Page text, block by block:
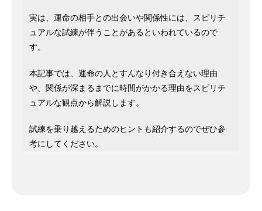
実は、運命の相手との出会いや関係性には、スピリチ
ュアルな試練が伴うことがあるといわれているので
す。
本記事では、運命の人とすんなり付き合えない理由
や、関係が深まるまでに時間がかかる理由をスピリチ
ュアルな観点から解説します。
試練を乗り越えるためのヒントも紹介するのでぜひ参
考にしてください。